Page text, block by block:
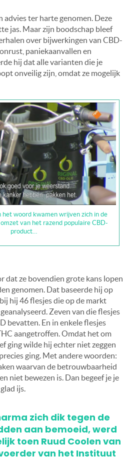
ter harte genomen. Deze
jas. Maar zijn boodschap bleef
over bijwerkingen van CBD-
paniekaanvallen en
hij dat alle varianten die je
onveilig zijn, omdat ze mogelijk
het woord kwamen wrijven zich in de
van het razend populaire CBD-
product…
dat ze bovendien grote kans lopen
genomen. Dat baseerde hij op
hij 46 flesjes die op de markt
Zeven van die flesjes
bevatten. En in enkele flesjes
aangetroffen. Omdat het om
ging wilde hij echter niet zeggen
ging. Met andere woorden:
waarvan de betrouwbaarheid
niet bewezen is. Dan begeef je je
ijs.
zich dik tegen de
aan bemoeid, werd
toen Ruud Coolen van
van het Instituut